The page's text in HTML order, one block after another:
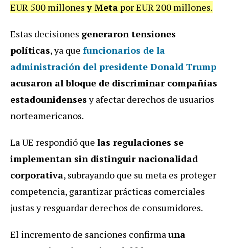
EUR 500 millonesy Meta por EUR 200 millones.
Estas decisiones generaron tensiones
políticas, ya que funcionarios de la
administración del presidente Donald Trump
acusaron al bloque de discriminar compañías
estadounidensesy afectar derechos de usuarios
norteamericanos.
La UE respondió que las regulaciones se
implementan sin distinguir nacionalidad
corporativa, subrayando que su meta es proteger
competencia, garantizar prácticas comerciales
justas y resguardar derechos de consumidores.
El incremento de sanciones confirmauna